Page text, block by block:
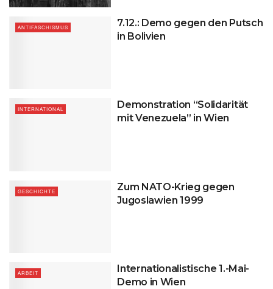
ANTIFASCHISMUS
7.12.: Demo gegen den Putsch
in Bolivien
INTERNATIONAL
Demonstration “Solidarität
mit Venezuela” in Wien
GESCHICHTE
Zum NATO-Krieg gegen
Jugoslawien 1999
ARBEIT
Internationalistische 1.-Mai-
Demo in Wien